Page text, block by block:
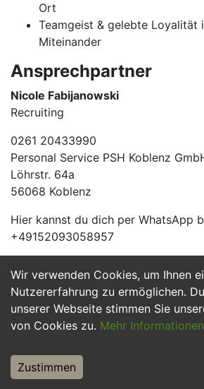
Wir verwenden Cookies, um Ihnen
Nutzererfahrung zu ermöglichen.
unserer Webseite stimmen Sie
von Cookies zu. Mehr Informationen
Zustimmen
Ort
Teamgeist & gelebte Loyalität
Miteinander
Ansprechpartner
Nicole Fabijanowski
Recruiting
0261 20433990
Personal Service PSH Koblenz
Löhrstr. 64a
56068 Koblenz
Hier kannst du dich per WhatsApp
+49152093058957
Jetzt